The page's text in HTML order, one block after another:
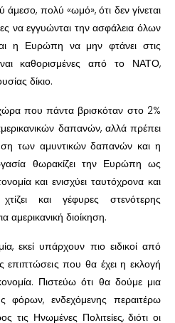
πολύ «ωμό», ότι δεν γίνεται
να εγγυώνται την ασφάλεια όλων
η Ευρώπη να μην φτάνει στις
καθορισμένες από το ΝΑΤΟ,
δίκιο.
που πάντα βρισκόταν στο 2%
δαπανών, αλλά πρέπει
των αμυντικών δαπανών και η
θωρακίζει την Ευρώπη ως
και ενισχύει ταυτόχρονα και
και γέφυρες στενότερης
αμερικανική διοίκηση.
εκεί υπάρχουν πιο ειδικοί από
επιπτώσεις που θα έχει η εκλογή
Πιστεύω ότι θα δούμε μια
φόρων, ενδεχόμενης περαιτέρω
Ηνωμένες Πολιτείες, διότι οι